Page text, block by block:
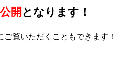
開 となります！
覧いただくこともできます！